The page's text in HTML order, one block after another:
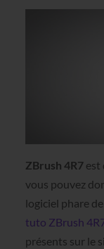
ZBrush 4R7est
vous pouvez
logiciel phare de
tuto ZBrush
présents sur le